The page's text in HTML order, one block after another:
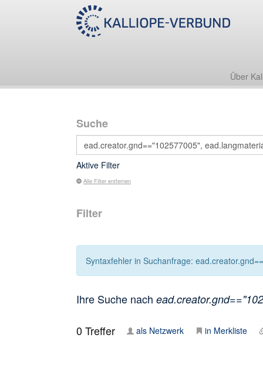
Über
Suche
Aktive Filter
Alle Filter entfernen
Filter
Syntaxfehler in Suchanfrage:
Ihre Suche nach
0Treffer als Netzwerk in Merkliste